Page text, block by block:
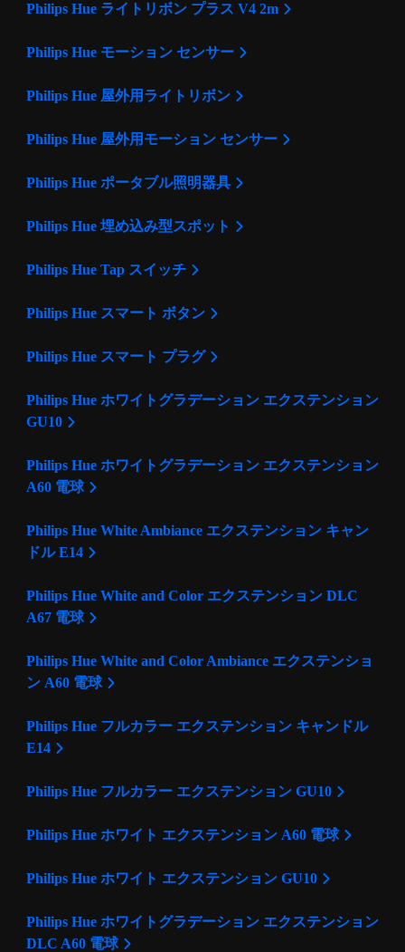
Philips Hue ライトリボン プラス V4 2m
Philips Hue モーション センサー
Philips Hue 屋外用ライトリボン
Philips Hue 屋外用モーション センサー
Philips Hue ポータブル照明器具
Philips Hue 埋め込み型スポット
Philips Hue Tap スイッチ
Philips Hue スマート ボタン
Philips Hue スマート プラグ
Philips Hue ホワイトグラデーション エクステンション
GU10
Philips Hue ホワイトグラデーション エクステンション
A60 電球
Philips Hue White Ambiance エクステンション キャン
ドル E14
Philips Hue White and Color エクステンション DLC
A67 電球
Philips Hue White and Color Ambiance エクステンショ
ン A60 電球
Philips Hue フルカラー エクステンション キャンドル
E14
Philips Hue フルカラー エクステンション GU10
Philips Hue ホワイト エクステンション A60 電球
Philips Hue ホワイト エクステンション GU10
Philips Hue ホワイトグラデーション エクステンション
DLC A60 電球